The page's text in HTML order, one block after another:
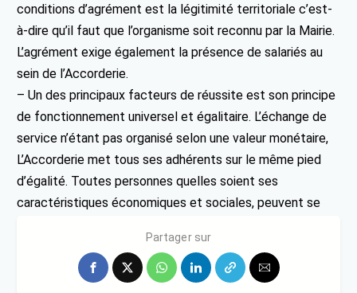
conditions d’agrément est la légitimité territoriale c’est-
à-dire qu’il faut que l’organisme soit reconnu par la Mairie.
L’agrément exige également la présence de salariés au
sein de l’Accorderie.
– Un des principaux facteurs de réussite est son principe
de fonctionnement universel et égalitaire. L’échange de
service n’étant pas organisé selon une valeur monétaire,
L’Accorderie met tous ses adhérents sur le même pied
d’égalité. Toutes personnes quelles soient ses
caractéristiques économiques et sociales, peuvent se
Partager sur